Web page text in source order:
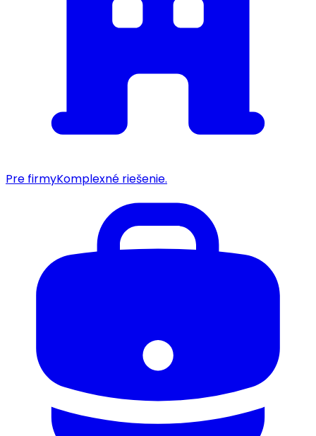
Pre firmyKomplexné riešenie.